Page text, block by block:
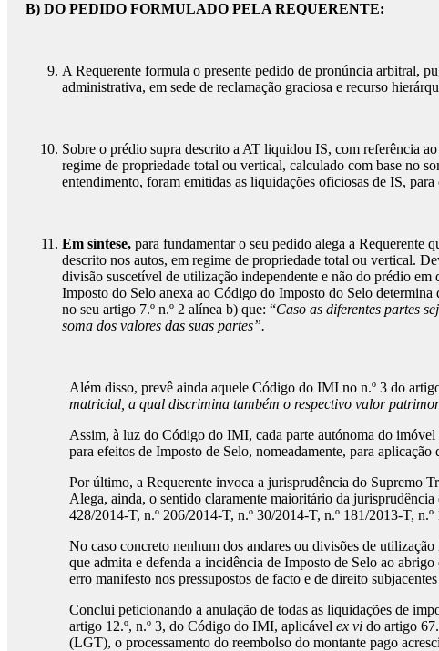
B) DO PEDIDO FORMULADO PELA REQUERENTE:
A Requerente formula o presente pedido de pronúncia arbitral,
administrativa, em sede de reclamação graciosa e recurso
Sobre o prédio supra descrito a AT liquidou IS, com referência
regime de propriedade total ou vertical, calculado com base no
entendimento, foram emitidas as liquidações oficiosas de IS,
Em síntese, para fundamentar o seu pedido alega a Requerente
descrito nos autos, em regime de propriedade total ou vertical.
divisão suscetível de utilização independente e não do prédio
Imposto do Selo anexa ao Código do Imposto do Selo
no seu artigo 7.º n.º 2 alínea b) que: “Caso as diferentes partes
soma dos valores das suas partes”.
Além disso, prevê ainda aquele Código do IMI no n.º 3 do
matricial, a qual discrimina também o respectivo valor
Assim, à luz do Código do IMI, cada parte autónoma do
para efeitos de Imposto de Selo, nomeadamente, para
Por último, a Requerente invoca a jurisprudência do Supremo
Alega, ainda, o sentido claramente maioritário da
428/2014-T, n.º 206/2014-T, n.º 30/2014-T, n.º 181/2013-T,
No caso concreto nenhum dos andares ou divisões de
que admita e defenda a incidência de Imposto de Selo ao
erro manifesto nos pressupostos de facto e de direito
Conclui peticionando a anulação de todas as liquidações de
artigo 12.º, n.º 3, do Código do IMI, aplicável ex vi do artigo
(LGT), o processamento do reembolso do montante pago